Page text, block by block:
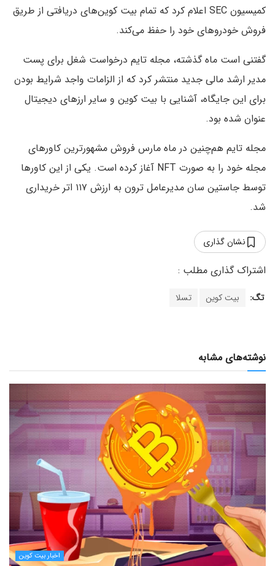
کمیسیون SEC اعلام کرد که تمام بیت کوین‌های دریافتی از طریق
فروش خودروهای خود را حفظ می‌کند.
گفتنی است ماه گذشته، مجله تایم درخواست شغل برای پست
مدیر ارشد مالی جدید منتشر کرد که از الزامات واجد شرایط بودن
برای این جایگاه، آشنایی با بیت کوین و سایر ارزهای دیجیتال
عنوان شده بود.
مجله تایم هم‌چنین در ماه مارس فروش مشهورترین کاورهای
مجله خود را به صورت NFT آغاز کرده است. یکی از این کاورها
توسط جاستین سان مدیرعامل ترون به ارزش ۱۱۷ اتر خریداری
شد.
نشان گذاری
تگ: بیت کوین تسلا
نوشته‌های مشابه
اخبار بیت کوین